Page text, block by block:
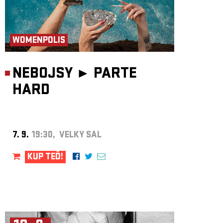
WOMENPOLIS
NEBOJSY ► PARTE
HARD
7. 9. 19:30, VELKÝ SÁL
KUP TEĎ!